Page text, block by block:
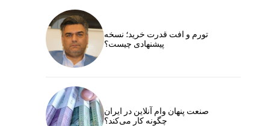
تورم و افت قدرت خرید؛ نسخه
پیشنهادی چیست؟
صنعت پنهان وام آنلاین در ایران
چگونه کار می‌کند؟